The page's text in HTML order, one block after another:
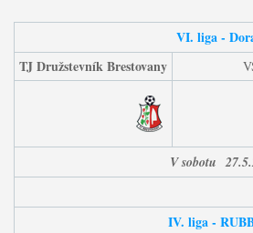
VI. liga -
TJ Družstevník Brestovany
V sobotu 27
IV. liga -